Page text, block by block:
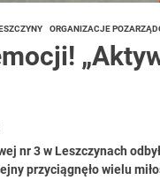
ORGANIZACJE
nr 3 w Leszczynach
przyciągnęło wielu